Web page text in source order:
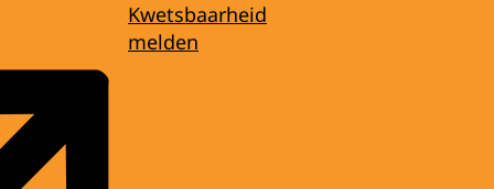
Kwetsbaarheid
melden